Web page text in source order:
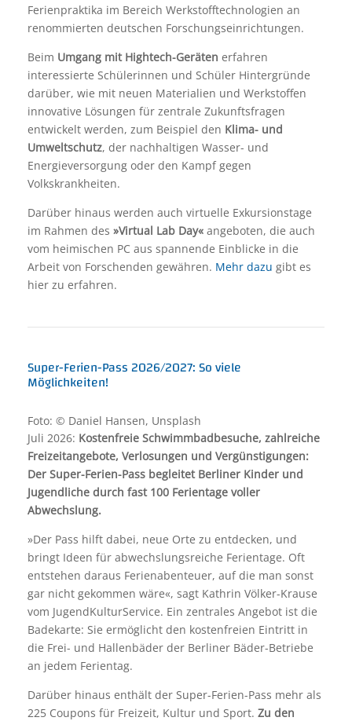
Ferienpraktika im Bereich Werkstofftechnologien an
renommierten deutschen Forschungseinrichtungen.
Beim Umgang mit Hightech-Geräten erfahren
interessierte Schülerinnen und Schüler Hintergründe
darüber, wie mit neuen Materialien und Werkstoffen
innovative Lösungen für zentrale Zukunftsfragen
entwickelt werden, zum Beispiel den Klima- und
Umweltschutz, der nachhaltigen Wasser- und
Energieversorgung oder den Kampf gegen
Volkskrankheiten.
Darüber hinaus werden auch virtuelle Exkursionstage
im Rahmen des »Virtual Lab Day« angeboten, die auch
vom heimischen PC aus spannende Einblicke in die
Arbeit von Forschenden gewähren. Mehr dazu gibt es
hier zu erfahren.
Super-Ferien-Pass 2026/2027: So viele
Möglichkeiten!
Foto: © Daniel Hansen, Unsplash
Juli 2026: Kostenfreie Schwimmbadbesuche, zahlreiche
Freizeitangebote, Verlosungen und Vergünstigungen:
Der Super-Ferien-Pass begleitet Berliner Kinder und
Jugendliche durch fast 100 Ferientage voller
Abwechslung.
»Der Pass hilft dabei, neue Orte zu entdecken, und
bringt Ideen für abwechslungsreiche Ferientage. Oft
entstehen daraus Ferienabenteuer, auf die man sonst
gar nicht gekommen wäre«, sagt Kathrin Völker-Krause
vom JugendKulturService. Ein zentrales Angebot ist die
Badekarte: Sie ermöglicht den kostenfreien Eintritt in
die Frei- und Hallenbäder der Berliner Bäder-Betriebe
an jedem Ferientag.
Darüber hinaus enthält der Super-Ferien-Pass mehr als
225 Coupons für Freizeit, Kultur und Sport. Zu den